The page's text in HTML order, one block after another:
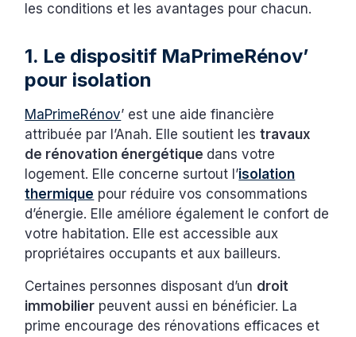
les conditions et les avantages pour chacun.
1. Le dispositif MaPrimeRénov’
pour isolation
MaPrimeRénov’ est une aide financière
attribuée par l’Anah. Elle soutient lestravaux
de rénovation énergétique dans votre
logement. Elle concerne surtout l’isolation
thermique pour réduire vos consommations
d’énergie. Elle améliore également le confort de
votre habitation. Elle est accessible aux
propriétaires occupants et aux bailleurs.
Certaines personnes disposant d’un droit
immobilier peuvent aussi en bénéficier. La
prime encourage des rénovations efficaces et